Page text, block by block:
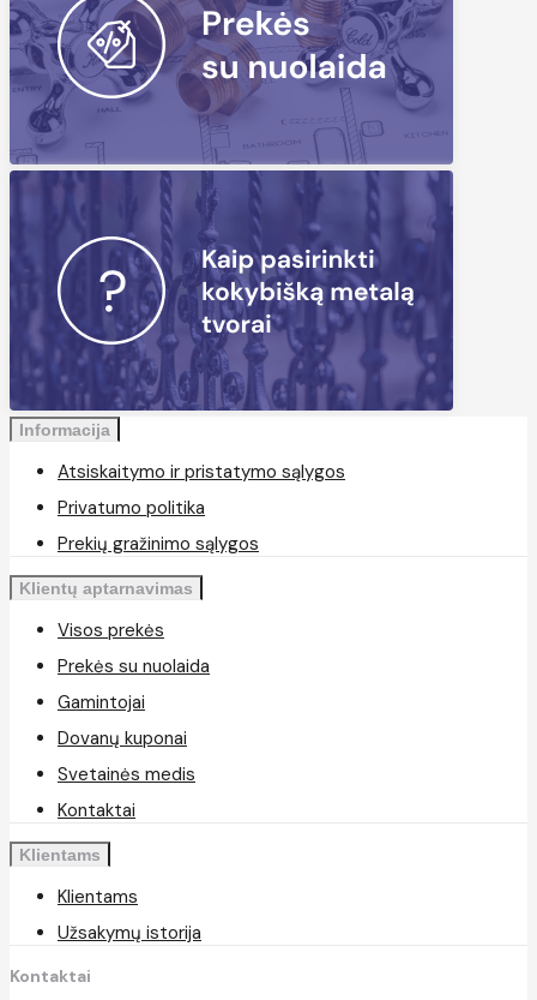
Informacija
Atsiskaitymo ir pristatymo sąlygos
Privatumo politika
Prekių gražinimo sąlygos
Klientų aptarnavimas
Visos prekės
Prekės su nuolaida
Gamintojai
Dovanų kuponai
Svetainės medis
Kontaktai
Klientams
Klientams
Užsakymų istorija
Kontaktai